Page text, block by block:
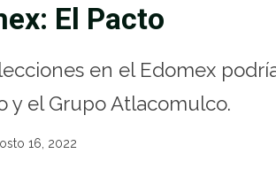
El Pacto
en el Edomex
y el Grupo Atlacomulco.
16, 2022